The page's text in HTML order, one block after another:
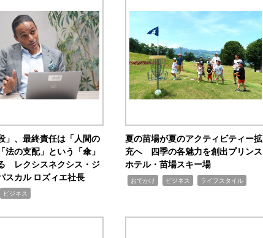
」、最終責任は「人間の
の支配」という「傘」
レクシスネクシス・ジ
スカル ロズィエ社長
ビジネス
夏の苗場が夏のアクティビティー拡
充へ 四季の各魅力を創出プリンス
ホテル・苗場スキー場
おでかけ ビジネス ライフスタイル